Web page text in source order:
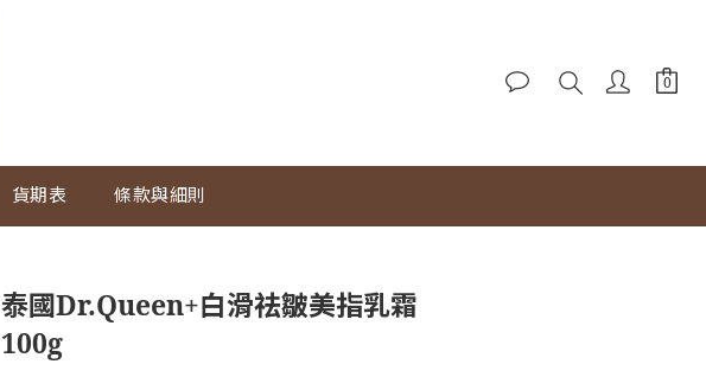
貨期表 條款與細則
泰國Dr.Queen+白滑祛皺美指乳霜
100g